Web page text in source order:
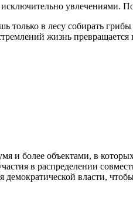
увлечениями.
в лесу собирать
жизнь превращается
и более объектами, в
в распределении
власти,